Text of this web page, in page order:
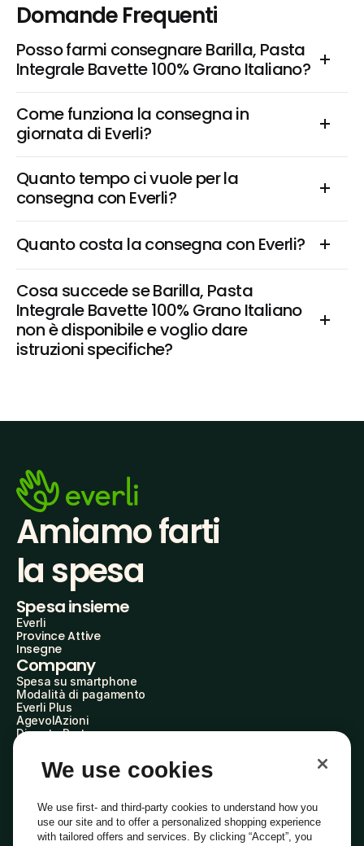
Domande Frequenti
Posso farmi consegnare Barilla, Pasta
Integrale Bavette 100% Grano Italiano?
Come funziona la consegna in
giornata di Everli?
Quanto tempo ci vuole per la
consegna con Everli?
Quanto costa la consegna con Everli?
Cosa succede se Barilla, Pasta
Integrale Bavette 100% Grano Italiano
non è disponibile e voglio dare
istruzioni specifiche?
Amiamo farti
la spesa
Spesa insieme
Everli
Province Attive
Insegne
Company
Spesa su smartphone
Modalità di pagamento
Everli Plus
AgevolAzioni
Diventa Partner
Everli Shoppers
About Us
Everli News
Domande frequenti
Lavora con noi
We use cookies
We use first- and third-party cookies to understand how you
use our site and to offer a personalized shopping experience
with tailored offers and services. By clicking “Accept”, you